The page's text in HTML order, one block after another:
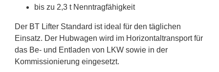
bis zu 2,3 t Nenn­trag­fä­hig­keit
Der BT Lif­ter Stan­dard ist ide­al für den täg­li­chen
Ein­satz. Der Hub­wa­gen wird im Ho­ri­zon­tal­trans­port für
das Be- und Ent­la­den von LKW so­wie in der
Kom­mis­sio­nie­rung ein­ge­setzt.